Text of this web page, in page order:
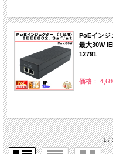
PoEインジ
最大30W
12791
価格：
1 /